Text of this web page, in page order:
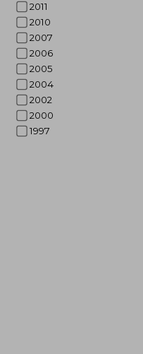
2011
2010
2007
2006
2005
2004
2002
2000
1997